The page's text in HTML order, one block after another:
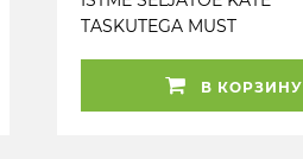
TASKUTEGA MUST
В КОРЗИНУ